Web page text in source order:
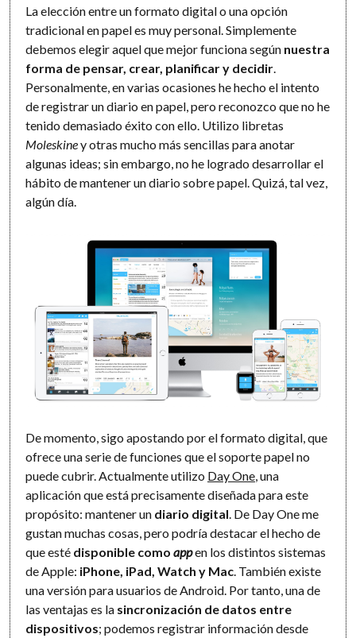
La elección entre un formato digital o una opción
tradicional en papel es muy personal. Simplemente
debemos elegir aquel que mejor funciona según nuestra
forma de pensar, crear, planificar y decidir
Personalmente, en varias ocasiones he hecho el intento
de registrar un diario en papel, pero reconozco que no he
tenido demasiado éxito con ello. Utilizo libretas
Moleskiney otras mucho más sencillas para anotar
algunas ideas; sin embargo, no he logrado desarrollar el
hábito de mantener un diario sobre papel. Quizá, tal vez,
algún día.
De momento, sigo apostando por el formato digital, que
ofrece una serie de funciones que el soporte papel no
puede cubrir. Actualmente utilizo Day One , una
aplicación que está precisamente diseñada para este
propósito: mantener un diario digital . De Day One me
gustan muchas cosas, pero podría destacar el hecho de
que esté disponible comoappen los distintos sistemas
de Apple: iPhone, iPad, Watch y Mac . También existe
una versión para usuarios de Android. Por tanto, una de
las ventajas es la sincronización de datos entre
dispositivos; podemos registrar información desde